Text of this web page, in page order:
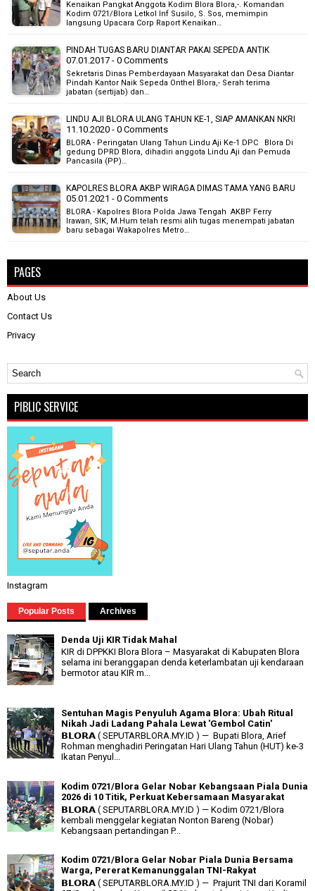
Kenaikan Pangkat Anggota Kodim Blora Blora,-. Komandan
Kodim 0721/Blora Letkol Inf Susilo, S. Sos, memimpin
langsung Upacara Corp Raport Kenaikan…
PINDAH TUGAS BARU DIANTAR PAKAI SEPEDA ANTIK
07.01.2017 - 0 Comments
Sekretaris Dinas Pemberdayaan Masyarakat dan Desa Diantar
Pindah Kantor Naik Sepeda Onthel Blora,- Serah terima
jabatan (sertijab) dan…
LINDU AJI BLORA ULANG TAHUN KE-1, SIAP AMANKAN NKRI
11.10.2020 - 0 Comments
BLORA - Peringatan Ulang Tahun Lindu Aji Ke-1 DPC Blora Di
gedung DPRD Blora, dihadiri anggota Lindu Aji dan Pemuda
Pancasila (PP)…
KAPOLRES BLORA AKBP WIRAGA DIMAS TAMA YANG BARU
05.01.2021 - 0 Comments
BLORA - Kapolres Blora Polda Jawa Tengah AKBP Ferry
Irawan, SIK, M.Hum telah resmi alih tugas menempati jabatan
baru sebagai Wakapolres Metro…
PAGES
About Us
Contact Us
Privacy
PIBLIC SERVICE
Instagram
Popular Posts Archives
Denda Uji KIR Tidak Mahal
KIR di DPPKKI Blora Blora – Masyarakat di Kabupaten Blora
selama ini beranggapan denda keterlambatan uji kendaraan
bermotor atau KIR m...
Sentuhan Magis Penyuluh Agama Blora: Ubah Ritual
Nikah Jadi Ladang Pahala Lewat 'Gembol Catin'
𝗕𝗟𝗢𝗥𝗔 ( SEPUTARBLORA.MY.ID ) — Bupati Blora, Arief
Rohman menghadiri Peringatan Hari Ulang Tahun (HUT) ke-3
Ikatan Penyul...
Kodim 0721/Blora Gelar Nobar Kebangsaan Piala Dunia
2026 di 10 Titik, Perkuat Kebersamaan Masyarakat
𝗕𝗟𝗢𝗥𝗔 ( SEPUTARBLORA.MY.ID ) — Kodim 0721/Blora
kembali menggelar kegiatan Nonton Bareng (Nobar)
Kebangsaan pertandingan P...
Kodim 0721/Blora Gelar Nobar Piala Dunia Bersama
Warga, Pererat Kemanunggalan TNI-Rakyat
𝗕𝗟𝗢𝗥𝗔 ( SEPUTARBLORA.MY.ID ) — Prajurit TNI dari Koramil